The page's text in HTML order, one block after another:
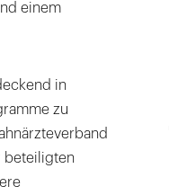
einem
in
zu
beteiligten